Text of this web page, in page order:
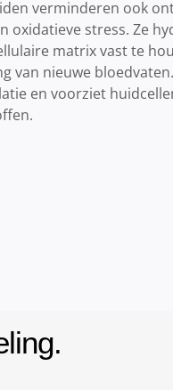
verminderen ook
oxidatieve stress. Ze
matrix vast te
van nieuwe
en voorziet